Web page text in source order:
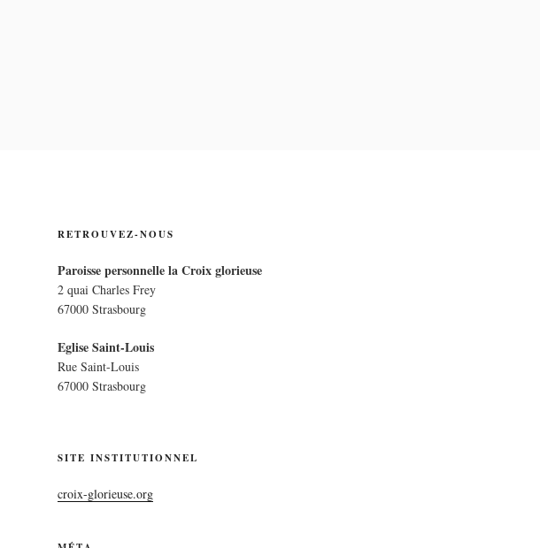
RETROUVEZ-NOUS
Paroisse personnelle la Croix glorieuse
2 quai Charles Frey
67000 Strasbourg
Eglise Saint-Louis
Rue Saint-Louis
67000 Strasbourg
SITE INSTITUTIONNEL
croix-glorieuse.org